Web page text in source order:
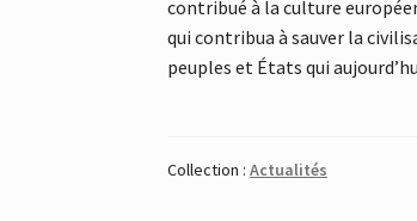
contribué à la culture
qui contribua à sauver la
peuples et États qui
Collection :Actualités